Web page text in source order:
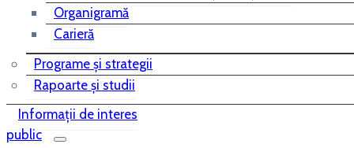
Organigramă
Carieră
Programe și strategii
Rapoarte și studii
Informații de interes
public